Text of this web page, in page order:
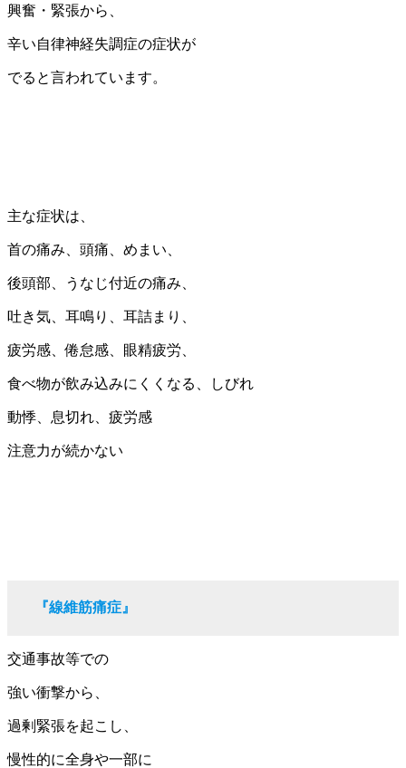
興奮・緊張から、
辛い自律神経失調症の症状が
でると言われています。
主な症状は、
首の痛み、頭痛、めまい、
後頭部、うなじ付近の痛み、
吐き気、耳鳴り、耳詰まり、
疲労感、倦怠感、眼精疲労、
食べ物が飲み込みにくくなる、しびれ
動悸、息切れ、疲労感
注意力が続かない
『線維筋痛症』
交通事故等での
強い衝撃から、
過剰緊張を起こし、
慢性的に全身や一部に